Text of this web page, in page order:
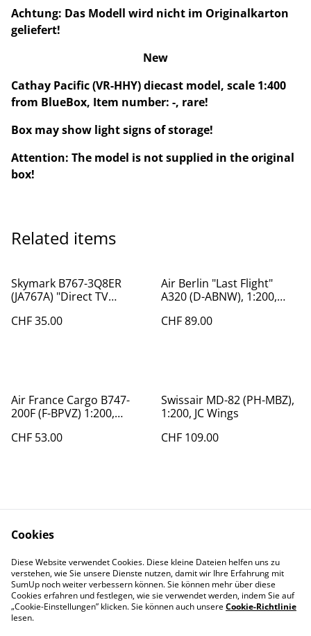
Achtung: Das Modell wird nicht im Originalkarton
geliefert!
New
Cathay Pacific (VR-HHY) diecast model, scale 1:400
from BlueBox, Item number: -, rare!
Box may show light signs of storage!
Attention: The model is not supplied in the original
box!
Related items
Skymark B767-3Q8ER
(JA767A) "Direct TV
CHF 35.00
Air Berlin "Last Flight"
A320 (D-ABNW), 1:200,
CHF 89.00
Air France Cargo B747-
200F (F-BPVZ) 1:200,
CHF 53.00
Swissair MD-82 (PH-MBZ),
1:200, JC Wings
CHF 109.00
Contact Us
Legal Terms
Privacy Policy
Cookie Policy
Cookies
Diese Website verwendet Cookies. Diese kleine Dateien helfen uns zu
verstehen, wie Sie unsere Dienste nutzen, damit wir Ihre Erfahrung mit
SumUp noch weiter verbessern können. Sie können mehr über diese
Cookies erfahren und festlegen, wie sie verwendet werden, indem Sie auf
„Cookie-Einstellungen” klicken. Sie können auch unsereCookie-Richtlinie
lesen.